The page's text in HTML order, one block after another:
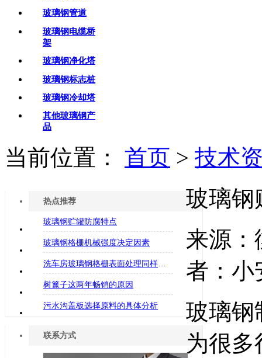
玻璃钢管道
玻璃钢电缆桥
架
玻璃钢净化塔
玻璃钢标志桩
玻璃钢冷却塔
其他玻璃钢产
品
当前位置： 首页 > 技术
热点推荐
玻璃钢贮罐防腐特点
玻璃钢格栅机械强度决定因素
洗车房玻璃钢格栅表面处理同样重要
树篦子这两年畅销的原因
污水沟盖板选择原料的具体分析
联系方式
玻璃钢
来源
者：
玻璃钢
为很多